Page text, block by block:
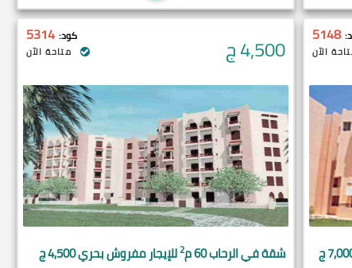
5148
الآن 4,500ج كود: 5314
متاحة الآن
شقة فيالرحاب60 م 2للإيجار مفروش بحري 4,500 ج